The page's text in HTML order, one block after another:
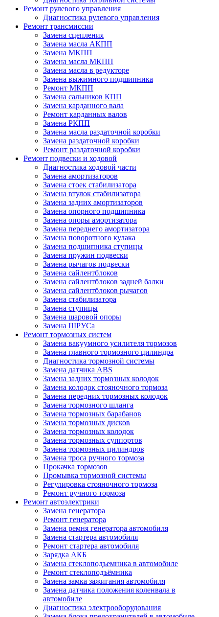
Ремонт рулевого управления
Диагностика рулевого управления
Ремонт трансмиссии
Замена сцепления
Замена масла АКПП
Замена МКПП
Замена масла МКПП
Замена масла в редукторе
Замена выжимного подшипника
Ремонт МКПП
Замена сальников КПП
Замена карданного вала
Ремонт карданных валов
Замена РКПП
Замена масла раздаточной коробки
Замена раздаточной коробки
Ремонт раздаточной коробки
Ремонт подвески и ходовой
Диагностика ходовой части
Замена амортизаторов
Замена стоек стабилизатора
Замена втулок стабилизатора
Замена задних амортизаторов
Замена опорного подшипника
Замена опоры амортизатора
Замена переднего амортизатора
Замена поворотного кулака
Замена подшипника ступицы
Замена пружин подвески
Замена рычагов подвески
Замена сайлентблоков
Замена сайлентблоков задней балки
Замена сайлентблоков рычагов
Замена стабилизатора
Замена ступицы
Замена шаровой опоры
Замена ШРУСа
Ремонт тормозных систем
Замена вакуумного усилителя тормозов
Замена главного тормозного цилиндра
Диагностика тормозной системы
Замена датчика ABS
Замена задних тормозных колодок
Замена колодок стояночного тормоза
Замена передних тормозных колодок
Замена тормозного шланга
Замена тормозных барабанов
Замена тормозных дисков
Замена тормозных колодок
Замена тормозных суппортов
Замена тормозных цилиндров
Замена троса ручного тормоза
Прокачка тормозов
Промывка тормозной системы
Регулировка стояночного тормоза
Ремонт ручного тормоза
Ремонт автоэлектрики
Замена генератора
Ремонт генератора
Замена ремня генератора автомобиля
Замена стартера автомобиля
Ремонт стартера автомобиля
Зарядка АКБ
Замена стеклоподъемника в автомобиле
Ремонт стеклоподъёмника
Замена замка зажигания автомобиля
Замена датчика положения коленвала в
автомобиле
Диагностика электрооборудования